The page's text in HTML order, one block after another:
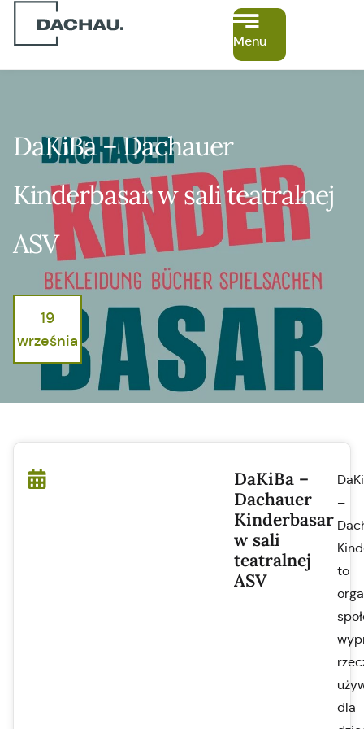
Menu
DaKiBa – Dachauer
Kinderbasar w sali teatralnej
ASV
19
września
DaKiBa –
Dachauer
Kinderbasar
w sali
teatralnej
ASV
–
to
dla